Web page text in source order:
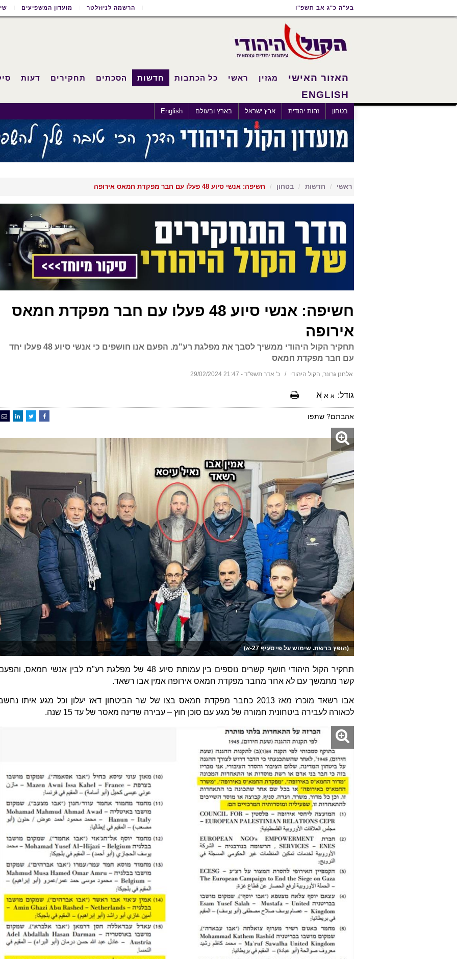
נגישות
ראשי
ראשי
בע"ה כ"ג אב תשפ"ו הרשמה לניוזלטר מועדון המשפיעים
האזור האישי מגזין ראשי כל הכתבות חדשות
בטחון זהות יהודית ארץ ישראל בארץ ובעולם English
הסכתים תחקירים דעות
ENGLISH
ראשי חדשות בטחון חשיפה: אנשי סיוע 48 פעלו עם חבר מפקדת חמאס אירופה
חשיפה: אנשי סיוע 48 פעלו עם חבר מפקדת חמאס
אירופה
תחקיר הקול היהודי ממשיך לסבך את מפלגת רע"מ. הפעם אנו חושפים כי אנשי סיוע 48 פעלו יחד
עם חבר מפקדת חמאס
אלחנן גרונר, הקול היהודי כ' אדר תשפ"ד - 21:47 29/02/2024
גודל: א א א
אהבתם? שתפו
(הופץ ברשת. שימוש על פי סעיף 27-א)
תחקיר הקול היהודי חושף קשרים נוספים בין עמותת סיוע 48 של מפלגת רע"מ לבין אנשי חמאס,
קשר מתמשך עם לא אחר מחבר מפקדת חמאס אירופה אמין אבו רשאד.
אבו רשאד מוכרז מאז 2013 כחבר מפקדת חמאס בצו של שר הביטחון דאז יעלון וכל מגע איתו
לכאורה לעבירה ביטחונית חמורה של מגע עם סוכן חוץ – עבירה שדינה מאסר של עד 15 שנה.